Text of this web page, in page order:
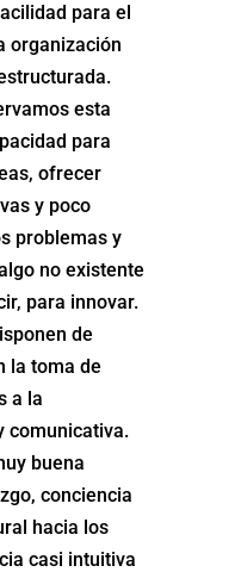
para el
organización
esta
para
ofrecer
y poco
problemas y
no existente
para innovar.
de
la toma de
a la
comunicativa.
buena
conciencia
hacia los
casi intuitiva